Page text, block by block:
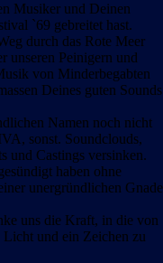
Musiker und Deinen
`69 gebreitet hast.
durch das Rote Meer
unseren Peinigern und
von Minderbegabten
Deines guten Sounds
Namen noch nicht
sonst. Soundclouds,
und Castings versinken.
haben ohne
unergründlichen Gnade
uns die Kraft, in die von
Licht und ein Zeichen zu